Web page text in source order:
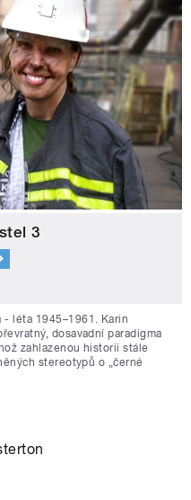
3
- léta 1945–1961. Karin
dosavadní paradigma
zahlazenou historii stále
stereotypů o „černé